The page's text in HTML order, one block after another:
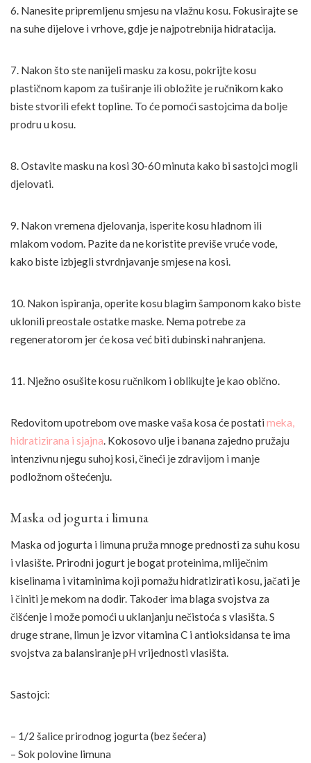
6. Nanesite pripremljenu smjesu na vlažnu kosu. Fokusirajte se
na suhe dijelove i vrhove, gdje je najpotrebnija hidratacija.
7. Nakon što ste nanijeli masku za kosu, pokrijte kosu
plastičnom kapom za tuširanje ili obložite je ručnikom kako
biste stvorili efekt topline. To će pomoći sastojcima da bolje
prodru u kosu.
8. Ostavite masku na kosi 30-60 minuta kako bi sastojci mogli
djelovati.
9. Nakon vremena djelovanja, isperite kosu hladnom ili
mlakom vodom. Pazite da ne koristite previše vruće vode,
kako biste izbjegli stvrdnjavanje smjese na kosi.
10. Nakon ispiranja, operite kosu blagim šamponom kako biste
uklonili preostale ostatke maske. Nema potrebe za
regeneratorom jer će kosa već biti dubinski nahranjena.
11. Nježno osušite kosu ručnikom i oblikujte je kao obično.
Redovitom upotrebom ove maske vaša kosa će postati meka,
hidratizirana i sjajna. Kokosovo ulje i banana zajedno pružaju
intenzivnu njegu suhoj kosi, čineći je zdravijom i manje
podložnom oštećenju.
Maska od jogurta i limuna
Maska od jogurta i limuna pruža mnoge prednosti za suhu kosu
i vlasište. Prirodni jogurt je bogat proteinima, mliječnim
kiselinama i vitaminima koji pomažu hidratizirati kosu, jačati je
i činiti je mekom na dodir. Također ima blaga svojstva za
čišćenje i može pomoći u uklanjanju nečistoća s vlasišta. S
druge strane, limun je izvor vitamina C i antioksidansa te ima
svojstva za balansiranje pH vrijednosti vlasišta.
Sastojci:
– 1/2 šalice prirodnog jogurta (bez šećera)
– Sok polovine limuna